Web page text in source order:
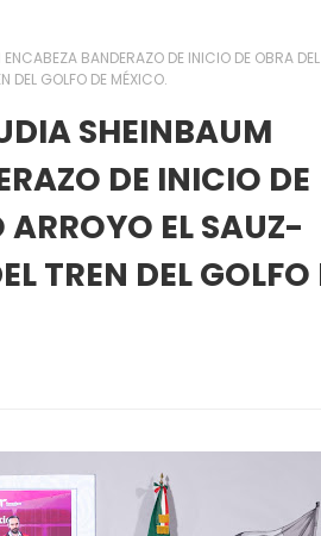
BANDERAZO DE INICIO DE OBRA
DEL GOLFO DE MÉXICO.
SHEINBAUM
DE INICIO DE
EL SAUZ-
TREN DEL GOLFO